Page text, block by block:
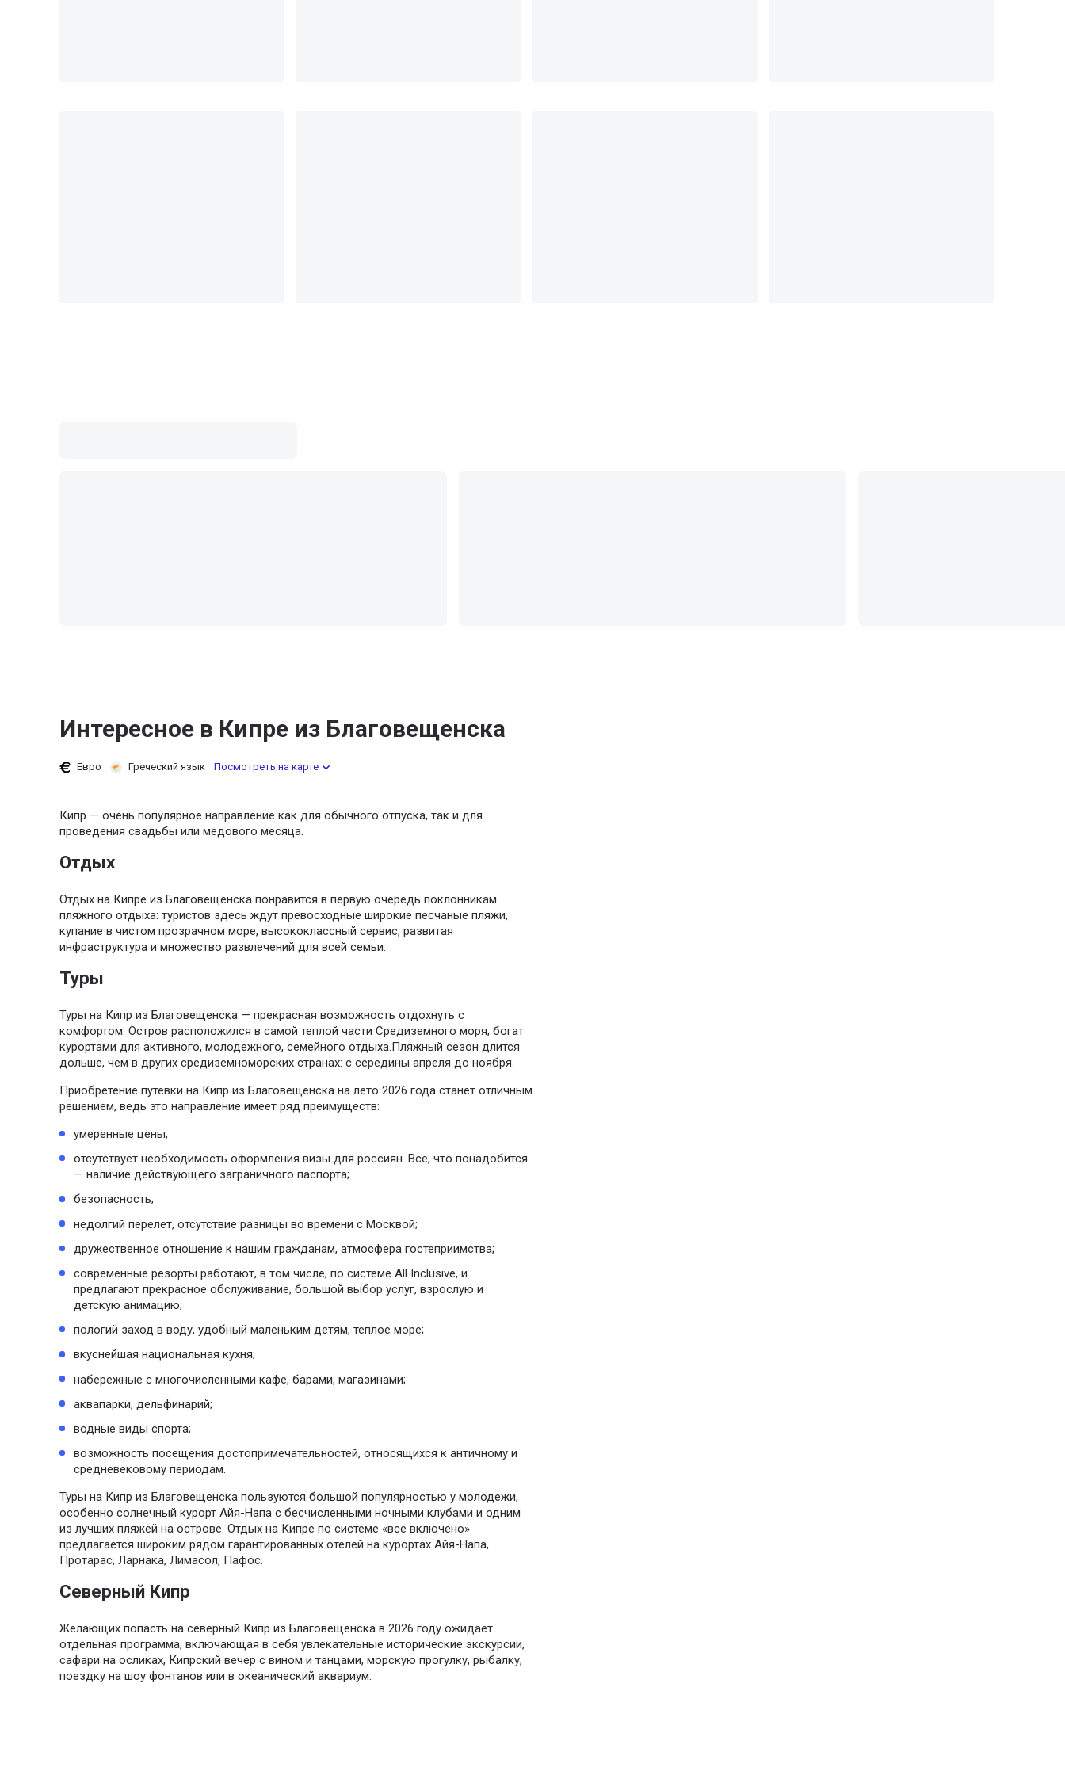
Интересное в Кипре из Благовещенска
Евро Греческий язык Посмотреть на карте
Кипр — очень популярное направление как для обычного отпуска, так и для
проведения свадьбы или медового месяца.
Отдых
Отдых на Кипре из Благовещенска понравится в первую очередь поклонникам
пляжного отдыха: туристов здесь ждут превосходные широкие песчаные пляжи,
купание в чистом прозрачном море, высококлассный сервис, развитая
инфраструктура и множество развлечений для всей семьи.
Туры
Туры на Кипр из Благовещенска — прекрасная возможность отдохнуть с
комфортом. Остров расположился в самой теплой части Средиземного моря, богат
курортами для активного, молодежного, семейного отдыха.Пляжный сезон длится
дольше, чем в других средиземноморских странах: с середины апреля до ноября.
Приобретение путевки на Кипр из Благовещенска на лето 2026 года станет отличным
решением, ведь это направление имеет ряд преимуществ:
умеренные цены;
отсутствует необходимость оформления визы для россиян. Все, что понадобится
— наличие действующего заграничного паспорта;
безопасность;
недолгий перелет, отсутствие разницы во времени с Москвой;
дружественное отношение к нашим гражданам, атмосфера гостеприимства;
современные резорты работают, в том числе, по системе All Inclusive, и
предлагают прекрасное обслуживание, большой выбор услуг, взрослую и
детскую анимацию;
пологий заход в воду, удобный маленьким детям, теплое море;
вкуснейшая национальная кухня;
набережные с многочисленными кафе, барами, магазинами;
аквапарки, дельфинарий;
водные виды спорта;
возможность посещения достопримечательностей, относящихся к античному и
средневековому периодам.
Туры на Кипр из Благовещенска пользуются большой популярностью у молодежи,
особенно солнечный курорт Айя-Напа с бесчисленными ночными клубами и одним
из лучших пляжей на острове. Отдых на Кипре по системе «все включено»
предлагается широким рядом гарантированных отелей на курортах Айя-Напа,
Протарас, Ларнака, Лимасол, Пафос.
Северный Кипр
Желающих попасть на северный Кипр из Благовещенска в 2026 году ожидает
отдельная программа, включающая в себя увлекательные исторические экскурсии,
сафари на осликах, Кипрский вечер с вином и танцами, морскую прогулку, рыбалку,
поездку на шоу фонтанов или в океанический аквариум.